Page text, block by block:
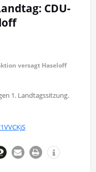
CDU-
versagt Haseloff
1. Landtagssitzung.